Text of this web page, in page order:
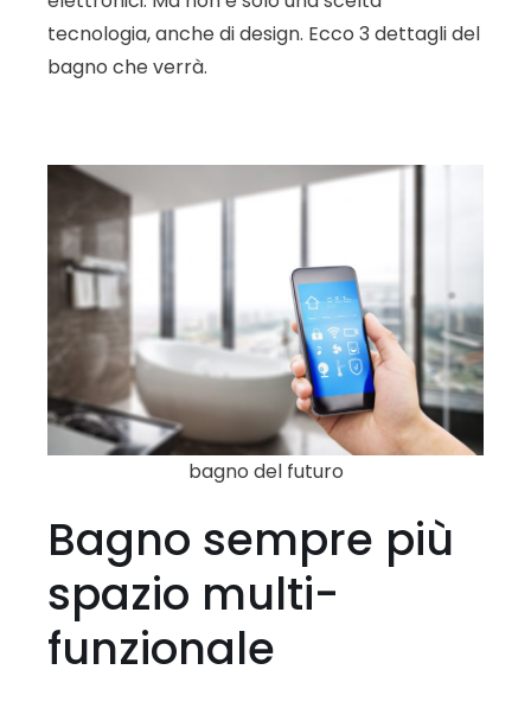
tecnologia, anche di design. Ecco 3 dettagli del
bagno che verrà.
bagno del futuro
Bagno sempre più
spazio multi-
funzionale